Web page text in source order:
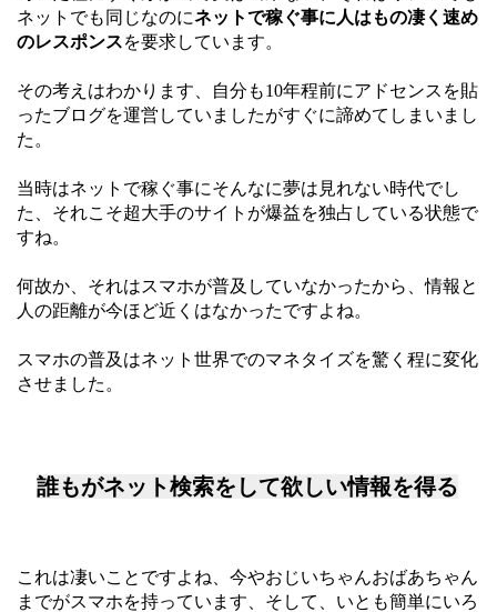
ネットでも同じなのにネットで稼ぐ事に人はもの凄く速め
のレスポンスを要求しています。
その考えはわかります、自分も10年程前にアドセンスを貼
ったブログを運営していましたがすぐに諦めてしまいまし
た。
当時はネットで稼ぐ事にそんなに夢は見れない時代でし
た、それこそ超大手のサイトが爆益を独占している状態で
すね。
何故か、それはスマホが普及していなかったから、情報と
人の距離が今ほど近くはなかったですよね。
スマホの普及はネット世界でのマネタイズを驚く程に変化
させました。
誰もがネット検索をして欲しい情報を得る
これは凄いことですよね、今やおじいちゃんおばあちゃん
までがスマホを持っています、そして、いとも簡単にいろ